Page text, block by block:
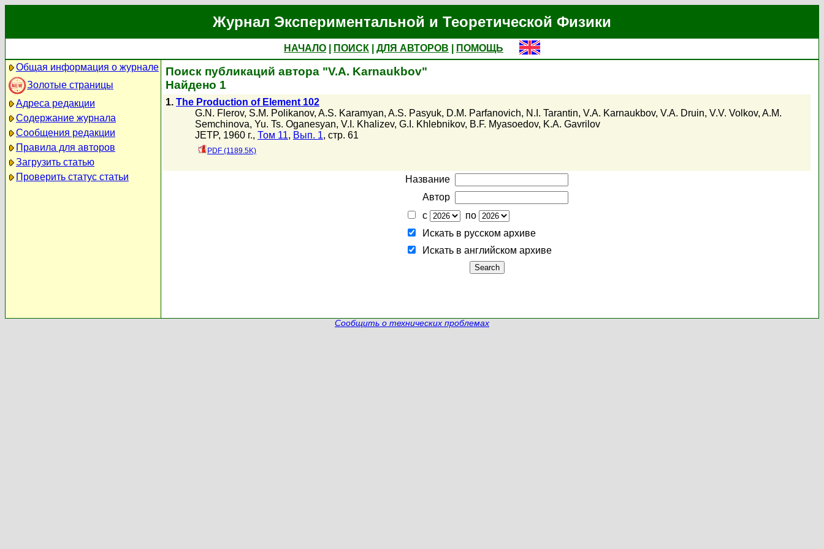
Журнал Экспериментальной и Теоретической Физики
НАЧАЛО ПОИСК ДЛЯ АВТОРОВ
ПОМОЩЬ
Общая информация о журнале
Золотые страницы
Адреса редакции
Содержание журнала
Сообщения редакции
Правила для авторов
Загрузить статью
Проверить статус статьи
Поиск публикаций автора "V.A. Karnaukbov"
Найдено 1
1. The Production of Element 102
G.N. Flerov, S.M. Polikanov, A.S. Karamyan, A.S. Pasyuk, D.M. Parfanovich, N.I. Tarantin, V.A. Karnaukbov, V.A. Druin, V.V. Volkov, A.M.
Semchinova, Yu. Ts. Oganesyan, V.I. Khalizev, G.I. Khlebnikov, B.F. Myasoedov, K.A. Gavrilov
JETP, 1960 г., Том 11, Вып. 1, стр. 61
PDF (1189.5K)
Название
Автор
с
по
Искать в русском архиве
Искать в английском архиве
Сообщить о технических проблемах